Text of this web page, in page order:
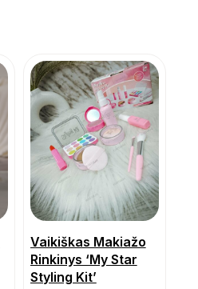
Vaikiškas Makiažo
Rinkinys ‘My Star
Styling Kit’